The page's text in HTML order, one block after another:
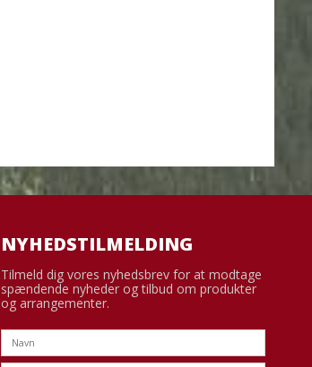
NYHEDSTILMELDING
Tilmeld dig vores nyhedsbrev for at modtage
spændende nyheder og tilbud om produkter
og arrangementer.